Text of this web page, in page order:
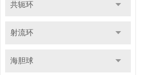
共轭环
射流环
海胆球